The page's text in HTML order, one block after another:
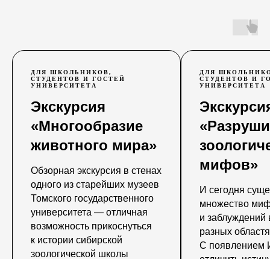
ДЛЯ ШКОЛЬНИКОВ,
СТУДЕНТОВ И ГОСТЕЙ
УНИВЕРСИТЕТА
Экскурсия
«Многообразие
животного мира»
Обзорная экскурсия в стенах
одного из старейших музеев
Томского государственного
университета — отличная
возможность прикоснуться
к истории сибирской
зоологической школы
ДЛЯ
СТУДЕНТОВ И
УНИВЕРСИТЕТА
мифов»
И сегодня
множество
и заблуждений
разных
С появлением